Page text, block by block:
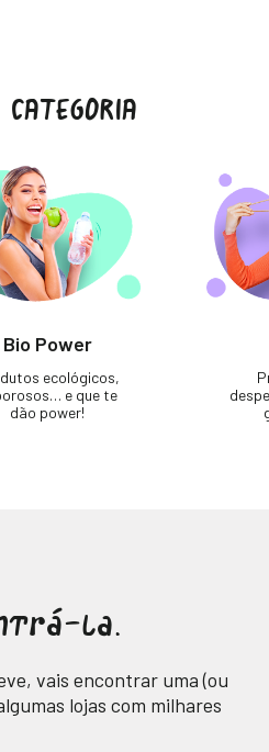
Bio Power
ecológicos,
e que te
dão power!
la.
vais encontrar uma (ou
lojas com milhares